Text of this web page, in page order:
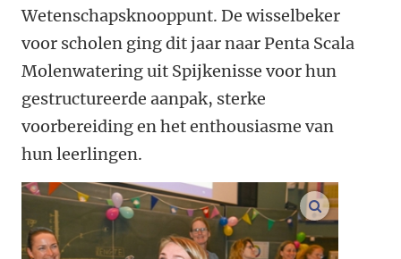
Wetenschapsknooppunt. De wisselbeker
voor scholen ging dit jaar naar Penta Scala
Molenwatering uit Spijkenisse voor hun
gestructureerde aanpak, sterke
voorbereiding en het enthousiasme van
hun leerlingen.
vergroot